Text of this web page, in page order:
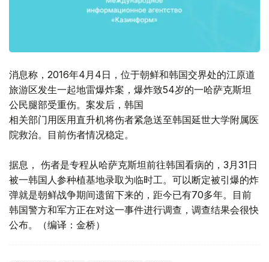
消息称，2016年4月4日，位于朝鲜和韩国交界处的江原道
旅游区发生一起地雷爆炸案，爆炸致54岁的一哈萨克斯坦
公民腿部受重伤。案发后，韩国
相关部门用医用直升机将伤者紧急送至韩国延世大学附属医
院救治。目前伤者情况稳定。
据息， 伤者是专程从哈萨克斯坦前往韩国看病的，3月31日
被一韩国人参种植基地录取为临时工。可以断定被引爆的炸
弹就是朝鲜战争期间遗留下来的，距今已有70多年。目前
韩国警方和军方正在对这一事件进行调查，调查结果会很快
公布。（编译：金桥）